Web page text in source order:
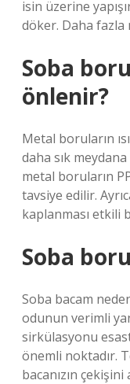
isin üzerine
döker. Daha fazla
Soba
önlenir?
Metal boruların
daha sık
metal boruların
tavsiye edilir.
kaplanması etkili
Soba
Soba bacam
odunun verimli
sirkülasyonu
önemli noktadır.
bacanızın çekişini